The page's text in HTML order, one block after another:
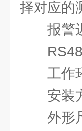
择对应的
报警
工作
安
外形